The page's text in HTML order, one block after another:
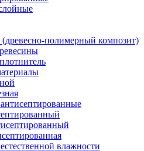
полимерный композит)
влажности